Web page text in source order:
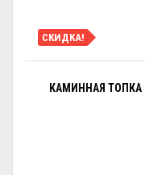
СКИДКА!
КАМИННАЯ ТОПКА